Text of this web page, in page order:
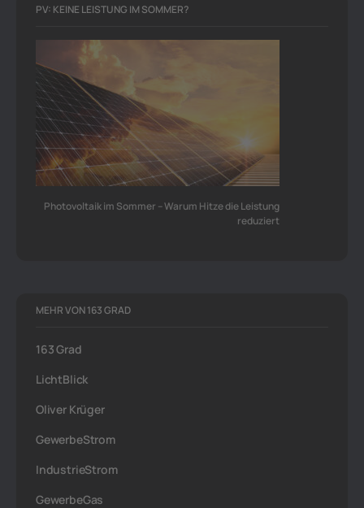
PV: KEINE LEISTUNG IM SOMMER?
Photovoltaik im Sommer – Warum Hitze die Leistung
reduziert
MEHR VON 163 GRAD
163 Grad
LichtBlick
Oliver Krüger
GewerbeStrom
IndustrieStrom
GewerbeGas